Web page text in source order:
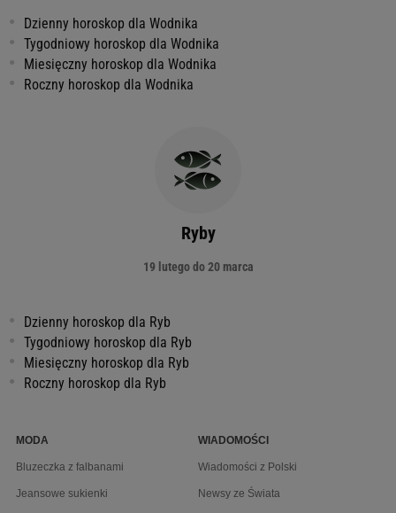
Dzienny horoskop dla Wodnika
Tygodniowy horoskop dla Wodnika
Miesięczny horoskop dla Wodnika
Roczny horoskop dla Wodnika
Ryby
19 lutego do 20 marca
Dzienny horoskop dla Ryb
Tygodniowy horoskop dla Ryb
Miesięczny horoskop dla Ryb
Roczny horoskop dla Ryb
MODA
Bluzeczka z falbanami
Jeansowe sukienki
WIADOMOŚCI
Wiadomości z Polski
Newsy ze Świata